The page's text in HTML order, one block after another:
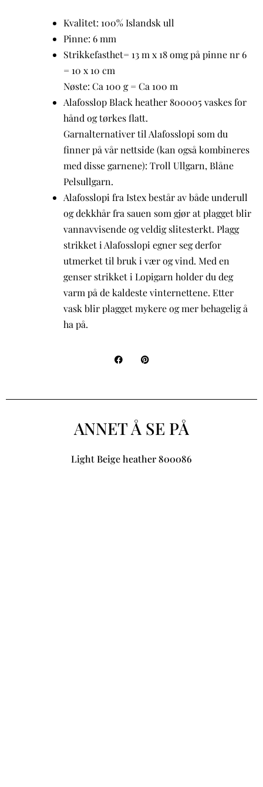
Kvalitet: 100% Islandsk ull
Pinne: 6 mm
Strikkefasthet= 13 m x 18 omg på pinne nr 6
= 10 x 10 cm
Nøste: Ca 100 g = Ca 100 m
Alafosslop Black heather 800005 vaskes for
hånd og tørkes flatt.
Garnalternativer til Alafosslopi som du
finner på vår nettside (kan også kombineres
med disse garnene): Troll Ullgarn, Blåne
Pelsullgarn.
Alafosslopi fra Istex består av både underull
og dekkhår fra sauen som gjør at plagget blir
vannavvisende og veldig slitesterkt. Plagg
strikket i Alafosslopi egner seg derfor
utmerket til bruk i vær og vind. Med en
genser strikket i Lopigarn holder du deg
varm på de kaldeste vinternettene. Etter
vask blir plagget mykere og mer behagelig å
ha på.
ANNET Å SE PÅ
Light Beige heather 800086